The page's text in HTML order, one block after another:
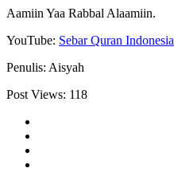
Aamiin Yaa Rabbal Alaamiin.
YouTube: Sebar Quran Indonesia
Penulis: Aisyah
Post Views: 118